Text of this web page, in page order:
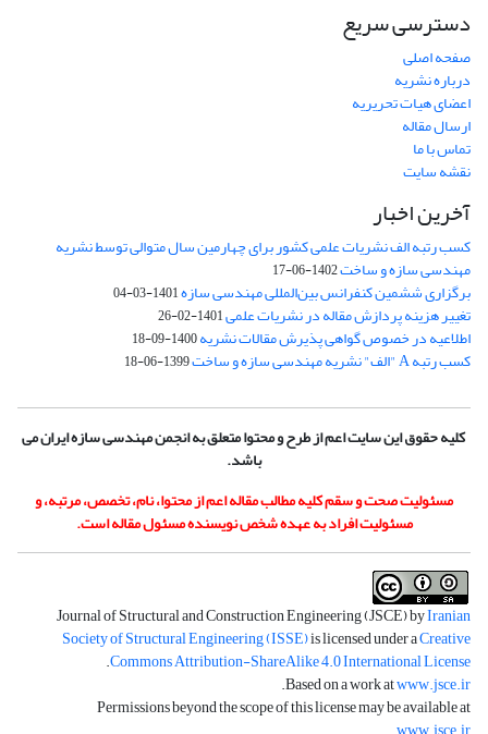
دسترسی سریع
صفحه اصلی
درباره نشریه
اعضای هیات تحریریه
ارسال مقاله
تماس با ما
نقشه سایت
آخرین اخبار
کسب رتبه الف نشریات علمی کشور برای چهارمین سال متوالی توسط نشریه
مهندسی سازه و ساخت1402-06-17
برگزاری ششمین کنفرانس بین‌المللی مهندسی سازه1401-03-04
تغییر هزینه پردازش مقاله در نشریات علمی1401-02-26
اطلاعیه در خصوص گواهی پذیرش مقالات نشریه1400-09-18
کسب رتبه A "الف" نشریه مهندسی سازه و ساخت 1399-06-18
کلیه حقوق این سایت اعم از طرح و محتوا متعلق به انجمن مهندسی سازه ایران می
باشد.
مسئولیت صحت و سقم کلیه مطالب مقاله اعم از محتوا، نام، تخصص، مرتبه، و
مسئولیت افراد به عهده شخص نویسنده مسئول مقاله است.
Journal of Structural and Construction Engineering (JSCE) byIranian
Society of Structural Engineering (ISSE)is licensed under aCreative
Commons Attribution-ShareAlike 4.0 International License
.
Based on a work atwww.jsce.ir
.
Permissions beyond the scope of this license may be available at